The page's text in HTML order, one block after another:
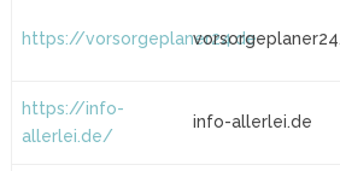
https://vorsorgeplaner24.de
https://info-
allerlei.de/
info-allerlei.de